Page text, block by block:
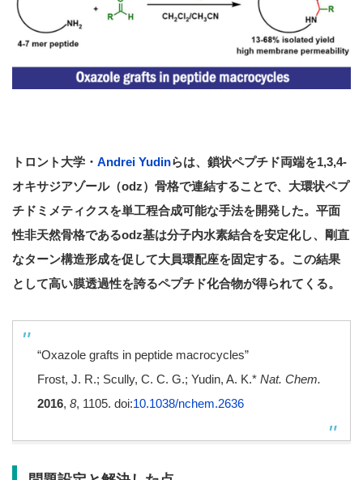
トロント大学・ Andrei Yudinらは、鎖状ペプチド両端を1,3,4-
オキサジアゾール（odz）骨格で連結することで、大環状ペプ
チドミメティクスを単工程合成可能な手法を開発した。平面
性非天然骨格であるodz基は分子内水素結合を安定化し、剛直
なターン構造形成を促して大員環配座を固定する。この結果
として高い膜透過性を誇るペプチド化合物が得られてくる。
“Oxazole grafts in peptide macrocycles”
Frost, J. R.; Scully, C. C. G.; Yudin, A. K.* Nat. Chem.
2016, 8, 1105. doi:10.1038/nchem.2636